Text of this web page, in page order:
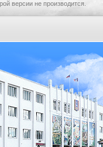
версии не производится.